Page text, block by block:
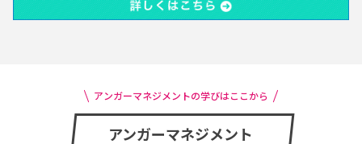
アンガーマネジメントの学びはここから
アンガーマネジメント